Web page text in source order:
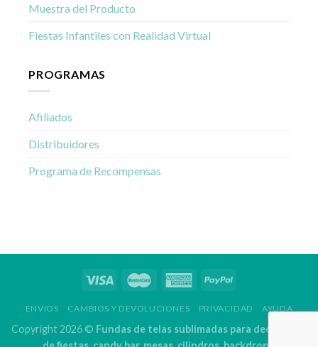
Muestra del Producto
Fiestas Infantiles con Realidad Virtual
PROGRAMAS
Afiliados
Distribuidores
Programa de Recompensas
ENVIOS CAMBIOS Y DEVOLUCIONES PRIVACIDAD AYUDA
Copyright 2026 © Fundas de telas sublimadas para decoración